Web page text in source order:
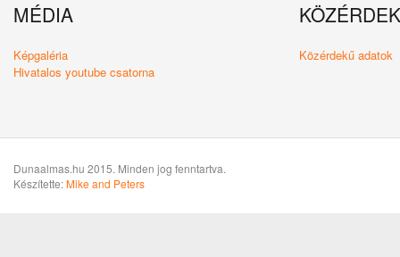
MÉDIA
Képgaléria
Hivatalos youtube csatorna
Közérdekű adatok
Dunaalmas.hu 2015. Minden jog fenntartva.
Készítette:Mike and Peters